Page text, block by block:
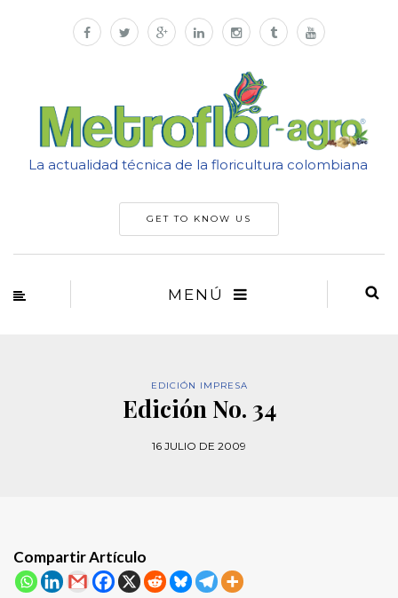
La actualidad técnica de la floricultura colombiana
GET TO KNOW US
MENÚ
EDICIÓN IMPRESA
Edición No. 34
16 JULIO DE 2009
Compartir Artículo